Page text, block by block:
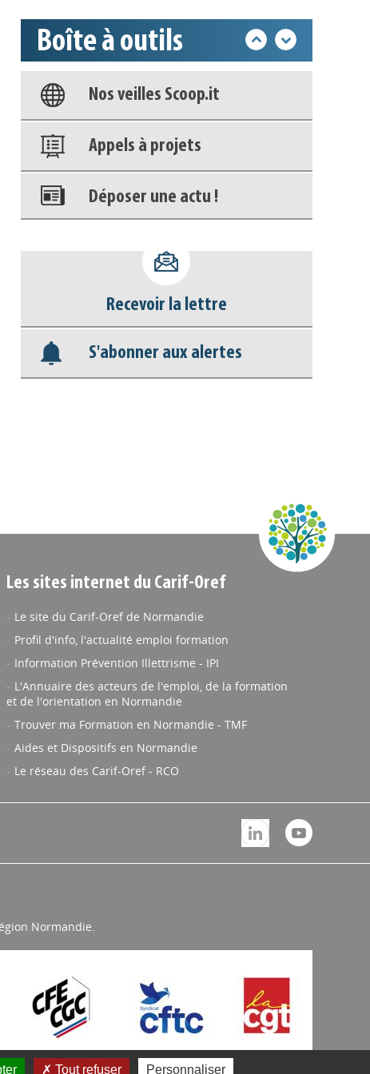
Boîte à outils
Base documentaire
Nos veilles Scoop.it
Appels à projets
Déposer une actu !
déconnecter)
Base documentaire
Nos veilles Scoop.it
Recevoir la lettre
S'abonner aux alertes
Les sites internet du Carif-Oref
Le site du Carif-Oref de Normandie
Profil d'info, l'actualité emploi formation
Information Prévention Illettrisme - IPI
L'Annuaire des acteurs de l'emploi, de la formation
et de l'orientation en Normandie
Trouver ma Formation en Normandie - TMF
Aides et Dispositifs en Normandie
Le réseau des Carif-Oref - RCO
Normandie.
Tout refuser Personnaliser